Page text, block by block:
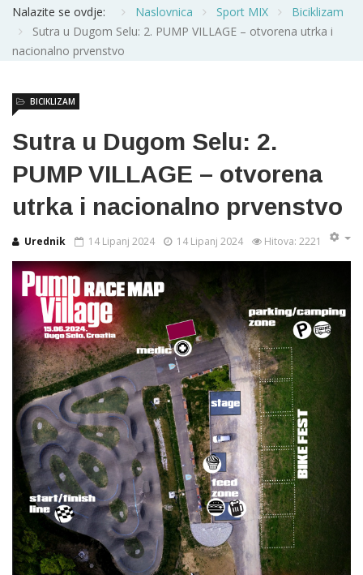
Nalazite se ovdje: Naslovnica Sport MIX
Biciklizam
Sutra u Dugom Selu: 2. PUMP VILLAGE – otvorena utrka i
nacionalno prvenstvo
Sutra u Dugom Selu: 2.
PUMP VILLAGE – otvorena
utrka i nacionalno prvenstvo
Urednik
BICIKLIZAM
14 Lipanj 2024 14 Lipanj 2024 Hitova: 2221